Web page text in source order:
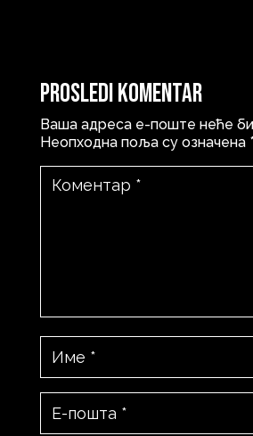
Prosledi komentar
Ваша адреса е-поште неће
Неопходна поља су означена